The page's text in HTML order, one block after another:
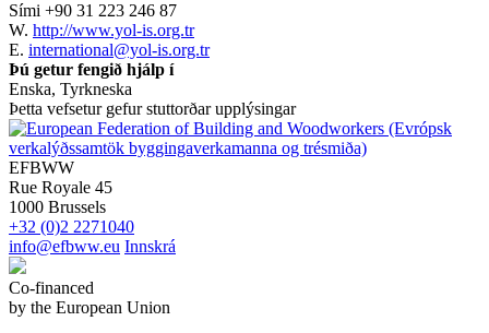
Sími +90 31 223 246 87
W. http://www.yol-is.org.tr
E. international@yol-is.org.tr
Þú getur fengið hjálp í
Enska, Tyrkneska
Þetta vefsetur gefur stuttorðar upplýsingar
EFBWW
Rue Royale 45
1000 Brussels
+32 (0)2 2271040
info@efbww.eu Innskrá
Co-financed
by the European Union